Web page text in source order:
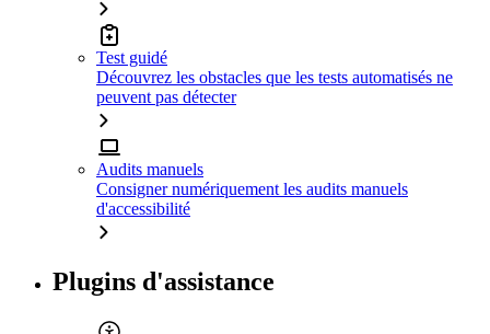
Test guidé
Découvrez les obstacles que les tests automatisés ne
peuvent pas détecter
Audits manuels
Consigner numériquement les audits manuels
d'accessibilité
Plugins d'assistance